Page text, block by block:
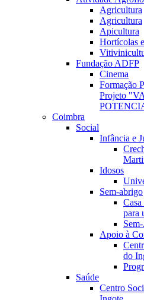
Agricultura
Agricultura
Apicultura
Hortícolas
Fundação ADFP
Cinema
Formação
Projeto
Coimbra
Social
Infância e
Idosos
Sem-abrigo
para
Apoio à
do
Saúde
Centro